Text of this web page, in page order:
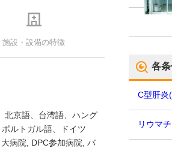
施設・設備の特徴
北京語、台湾語、ハング
ルトガル語、ドイツ
大病院 DPC参加病院 バ
各
C型肝炎(
リウマチ